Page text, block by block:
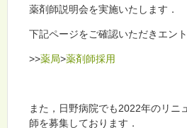
薬剤師説明会を実施いたします．
下記ページをご確認いただきエン
>>薬局>薬剤師採用
また，日野病院でも2022年のリニ
師を募集しております．